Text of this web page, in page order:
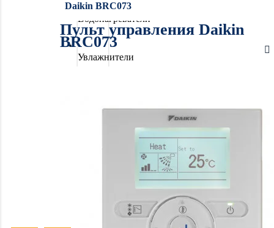
Водонагреватели
Увлажнители
воздуха
Очистители
Daikin BRC073
Пульт управления Daikin
BRC073